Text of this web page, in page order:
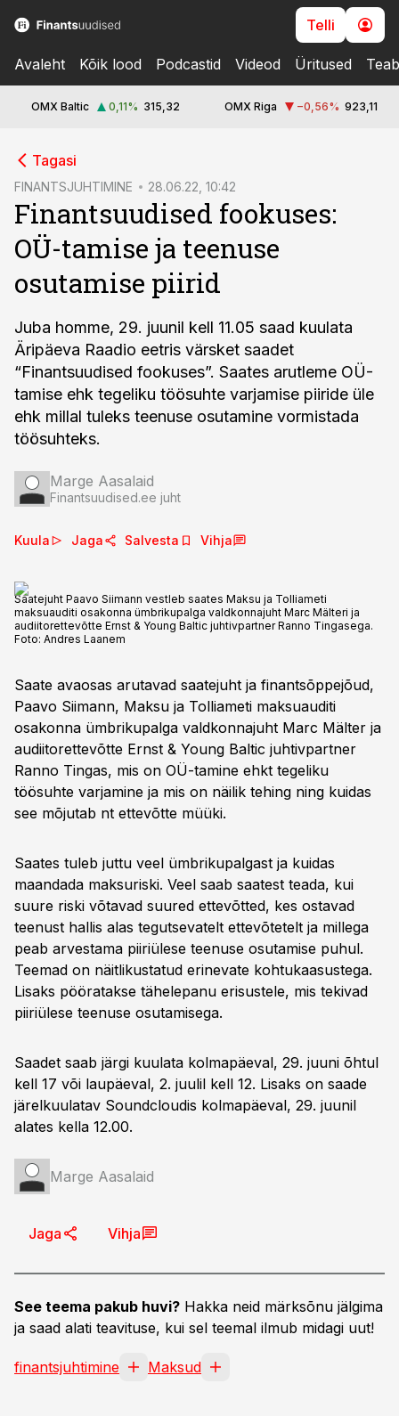
Telli
Avaleht Kõik lood Podcastid Videod Üritused
OMX Baltic 0,11% 315,32 OMX Riga −0,56% 923,11
Tagasi
FINANTSJUHTIMINE 28.06.22, 10:42
Finantsuudised fookuses:
OÜ-tamise ja teenuse
osutamise piirid
Juba homme, 29. juunil kell 11.05 saad kuulata
Äripäeva Raadio eetris värsket saadet
“Finantsuudised fookuses”. Saates arutleme OÜ-
tamise ehk tegeliku töösuhte varjamise piiride üle
ehk millal tuleks teenuse osutamine vormistada
töösuhteks.
Marge Aasalaid
Finantsuudised.ee juht
Kuula Jaga Salvesta Vihja
Saatejuht Paavo Siimann vestleb saates Maksu ja Tolliameti
maksuauditi osakonna ümbrikupalga valdkonnajuht Marc Mälteri ja
audiitorettevõtte Ernst & Young Baltic juhtivpartner Ranno Tingasega.
Foto: Andres Laanem
Saate avaosas arutavad saatejuht ja finantsõppejõud,
Paavo Siimann, Maksu ja Tolliameti maksuauditi
osakonna ümbrikupalga valdkonnajuht Marc Mälter ja
audiitorettevõtte Ernst & Young Baltic juhtivpartner
Ranno Tingas, mis on OÜ-tamine ehkt tegeliku
töösuhte varjamine ja mis on näilik tehing ning kuidas
see mõjutab nt ettevõtte müüki.
Saates tuleb juttu veel ümbrikupalgast ja kuidas
maandada maksuriski. Veel saab saatest teada, kui
suure riski võtavad suured ettevõtted, kes ostavad
teenust hallis alas tegutsevatelt ettevõtetelt ja millega
peab arvestama piiriülese teenuse osutamise puhul.
Teemad on näitlikustatud erinevate kohtukaasustega.
Lisaks pööratakse tähelepanu erisustele, mis tekivad
piiriülese teenuse osutamisega.
Saadet saab järgi kuulata kolmapäeval, 29. juuni õhtul
kell 17 või laupäeval, 2. juulil kell 12. Lisaks on saade
järelkuulatav Soundcloudis kolmapäeval, 29. juunil
alates kella 12.00.
Marge Aasalaid
Jaga Vihja
See teema pakub huvi? Hakka neid märksõnu jälgima
ja saad alati teavituse, kui sel teemal ilmub midagi uut!
finantsjuhtimine Maksud